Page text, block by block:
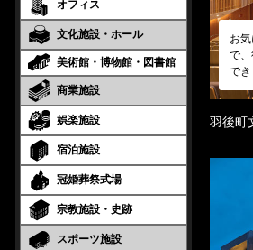
オフィス
文化施設・ホール
美術館・博物館・図書館
商業施設
娯楽施設
宿泊施設
冠婚葬祭式場
宗教施設・史跡
スポーツ施設
お
で
で
羽後